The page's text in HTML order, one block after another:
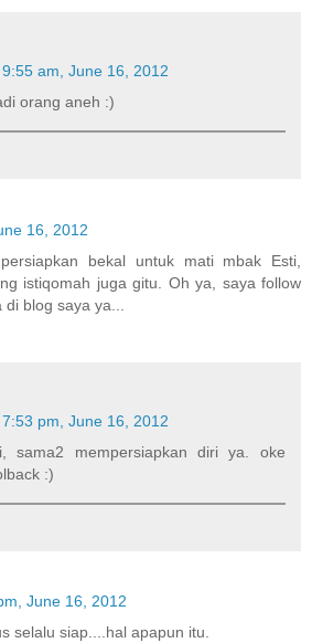
9:55 am, June 16, 2012
orang aneh :)
16, 2012
bekal untuk mati mbak Esti,
istiqomah juga gitu. Oh ya, saya follow
blog saya ya...
7:53 pm, June 16, 2012
sama2 mempersiapkan diri ya. oke
:)
June 16, 2012
selalu siap....hal apapun itu.